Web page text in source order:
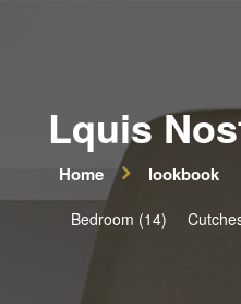
Lquis
Home lookbook
Bedroom (14)